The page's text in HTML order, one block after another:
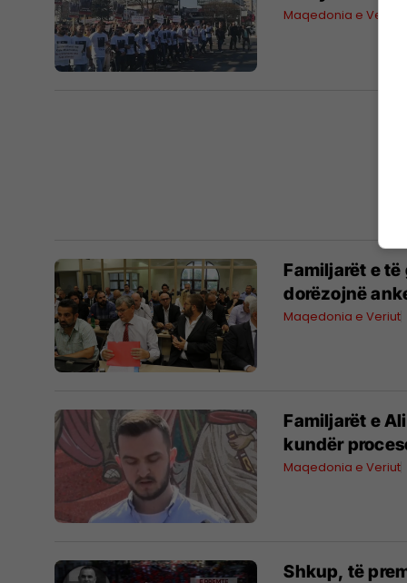
Maqedonia e Veriut
Familjarët e
dorëzojnë
Maqedonia e Veriut
Familjarët e
kundër
Maqedonia e Veriut
Shkup, të